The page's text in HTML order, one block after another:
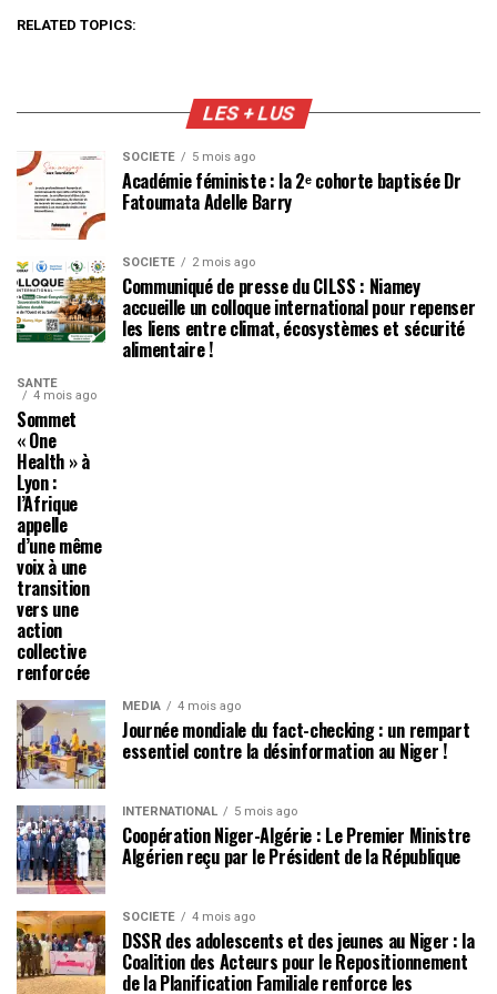
RELATED TOPICS:
LES + LUS
SOCIÉTÉ 5 mois ago
Académie féministe : la 2ᵉ cohorte baptisée Dr
Fatoumata Adelle Barry
SOCIÉTÉ 2 mois ago
Communiqué de presse du CILSS : Niamey
accueille un colloque international pour repenser
les liens entre climat, écosystèmes et sécurité
alimentaire !
SANTÉ
4 mois ago
Sommet
« One
Health » à
Lyon :
l’Afrique
appelle
d’une même
voix à une
transition
vers une
action
collective
renforcée
MÉDIA 4 mois ago
Journée mondiale du fact-checking : un rempart
essentiel contre la désinformation au Niger !
INTERNATIONAL 5 mois ago
Coopération Niger-Algérie : Le Premier Ministre
Algérien reçu par le Président de la République
SOCIÉTÉ 4 mois ago
DSSR des adolescents et des jeunes au Niger : la
Coalition des Acteurs pour le Repositionnement
de la Planification Familiale renforce les